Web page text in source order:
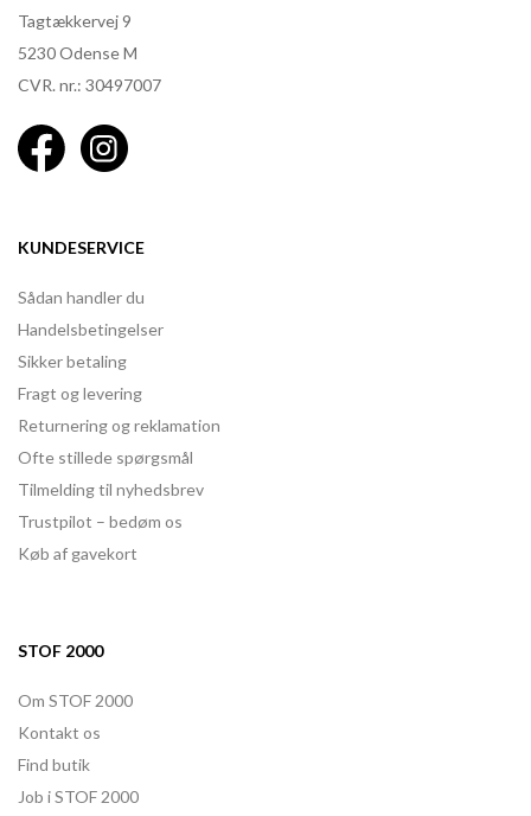
Tagtækkervej 9
5230 Odense M
CVR. nr.: 30497007
KUNDESERVICE
Sådan handler du
Handelsbetingelser
Sikker betaling
Fragt og levering
Returnering og reklamation
Ofte stillede spørgsmål
Tilmelding til nyhedsbrev
Trustpilot – bedøm os
Køb af gavekort
STOF 2000
Om STOF 2000
Kontakt os
Find butik
Job i STOF 2000